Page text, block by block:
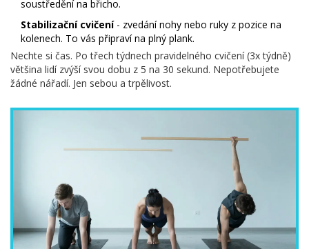
soustředění na břicho.
Stabilizační cvičení- zvedání nohy nebo ruky z pozice na
kolenech. To vás připraví na plný plank.
Nechte si čas. Po třech týdnech pravidelného cvičení (3x týdně)
většina lidí zvýší svou dobu z 5 na 30 sekund. Nepotřebujete
žádné nářadí. Jen sebou a trpělivost.